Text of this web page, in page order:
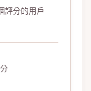
評分的用戶